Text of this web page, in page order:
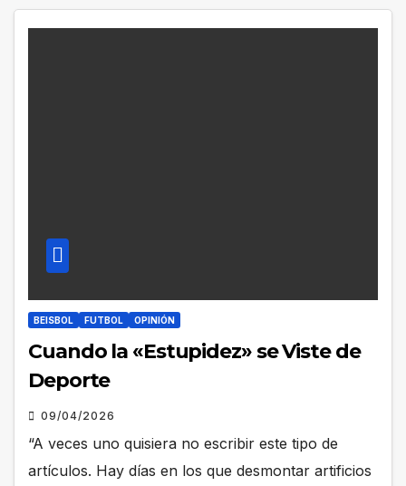
BEISBOL FUTBOL OPINIÓN
Cuando la «Estupidez» se Viste de
Deporte
09/04/2026
“A veces uno quisiera no escribir este tipo de
artículos. Hay días en los que desmontar artificios